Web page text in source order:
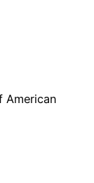
American